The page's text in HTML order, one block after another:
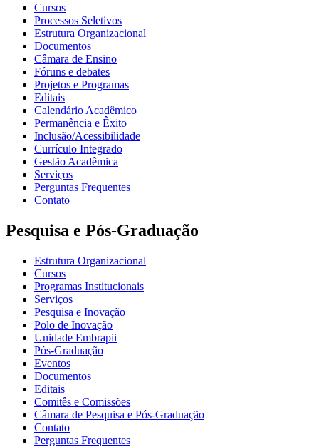
Cursos
Processos Seletivos
Estrutura Organizacional
Documentos
Câmara de Ensino
Fóruns e debates
Projetos e Programas
Editais
Calendário Acadêmico
Permanência e Êxito
Inclusão/Acessibilidade
Currículo Integrado
Gestão Acadêmica
Serviços
Perguntas Frequentes
Contato
Pesquisa e Pós-Graduação
Estrutura Organizacional
Cursos
Programas Institucionais
Serviços
Pesquisa e Inovação
Polo de Inovação
Unidade Embrapii
Pós-Graduação
Eventos
Documentos
Editais
Comitês e Comissões
Câmara de Pesquisa e Pós-Graduação
Contato
Perguntas Frequentes